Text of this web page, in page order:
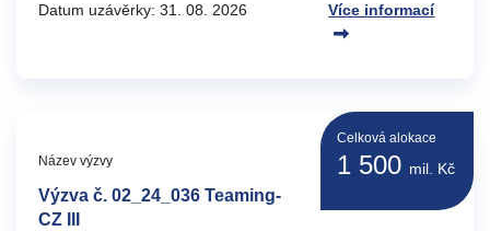
Datum uzávěrky: 31. 08. 2026 Více informací
Celková alokace
1 500 mil. Kč
Název výzvy
Výzva č. 02_24_036 Teaming-
CZ III